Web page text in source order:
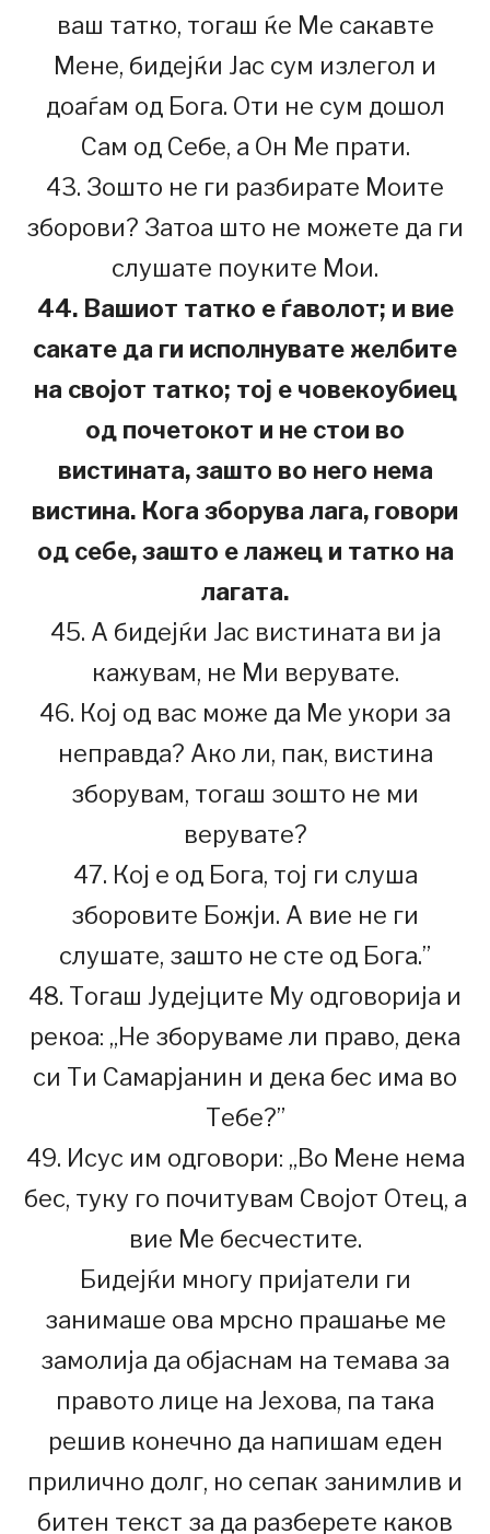
ваш татко, тогаш ќе Ме сакавте
Мене, бидејќи Јас сум излегол и
доаѓам од Бога. Оти не сум дошол
Сам од Себе, а Он Ме прати.
43. Зошто не ги разбирате Моите
зборови? Затоа што не можете да ги
слушате поуките Мои.
44. Вашиот татко е ѓаволот; и вие
сакате да ги исполнувате желбите
на својот татко; тој е човекоубиец
од почетокот и не стои во
вистината, зашто во него нема
вистина. Кога зборува лага, говори
од себе, зашто е лажец и татко на
лагата.
45. А бидејќи Јас вистината ви ја
кажувам, не Ми верувате.
46. Кој од вас може да Ме укори за
неправда? Ако ли, пак, вистина
зборувам, тогаш зошто не ми
верувате?
47. Кој е од Бога, тој ги слуша
зборовите Божји. А вие не ги
слушате, зашто не сте од Бога.”
48. Тогаш Јудејците Му одговорија и
рекоа: „Не зборуваме ли право, дека
си Ти Самарјанин и дека бес има во
Тебе?”
49. Исус им одговори: „Во Мене нема
бес, туку го почитувам Својот Отец, а
вие Ме бесчестите.
Бидејќи многу пријатели ги
занимаше ова мрсно прашање ме
замолија да објаснам на темава за
правото лице на Јехова, па така
решив конечно да напишам еден
прилично долг, но сепак занимлив и
битен текст за да разберете каков